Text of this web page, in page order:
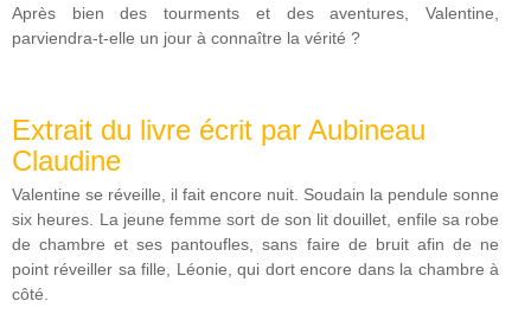
Après bien des tourments et des aventures, Valentine,
parviendra-t-elle un jour à connaître la vérité ?
Extrait du livre écrit par Aubineau
Claudine
Valentine se réveille, il fait encore nuit. Soudain la pendule sonne
six heures. La jeune femme sort de son lit douillet, enfile sa robe
de chambre et ses pantoufles, sans faire de bruit afin de ne
point réveiller sa fille, Léonie, qui dort encore dans la chambre à
côté.